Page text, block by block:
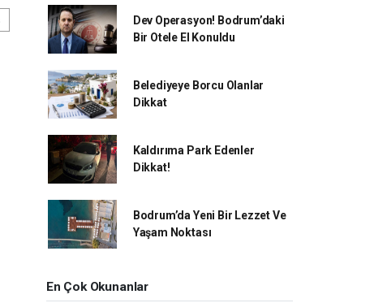
Dev Operasyon! Bodrum’daki
Bir Otele El Konuldu
Belediyeye Borcu Olanlar
Dikkat
Kaldırıma Park Edenler
Dikkat!
Bodrum’da Yeni Bir Lezzet Ve
Yaşam Noktası
En Çok Okunanlar